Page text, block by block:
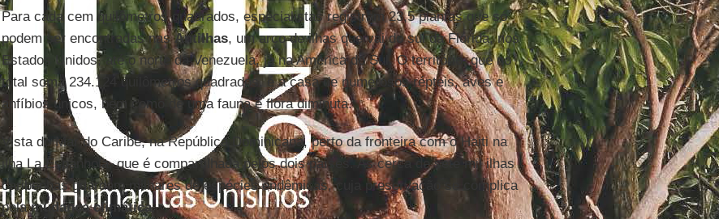
Para cada cem quilômetros quadrados, especialistas registram 23,5 plantas que só
podem ser encontradas nasAntilhas, um arco de ilhas que vai do sul da Flórida, nos
Estados Unidos, até o norte da Venezuela, já na América do Sul. O território, que no
total soma 234.124 quilômetros quadrados, é a casa de numerosos répteis, aves e
anfíbios únicos, bem como de uma fauna e flora diminuta.
Vista do Mar do Caribe, na República Dominicana, perto da fronteira com o Haiti na
ilha La Espanhola, que é compartilhada pelos dois países. As cerca de sete mil ilhas
caribenhas guardam milhares de espécies endêmicas, cuja preservação se complica
pelamudança climática.